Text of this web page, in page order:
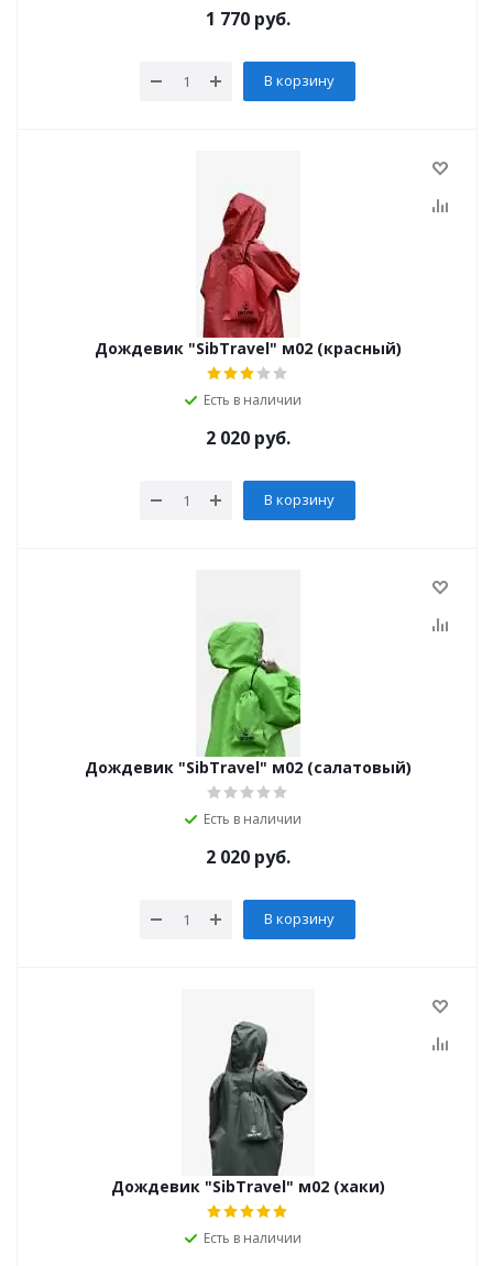
1 770руб.
В корзину
Дождевик "SibTravel" м02 (красный)
Есть в наличии
2 020руб.
В корзину
Дождевик "SibTravel" м02 (салатовый)
Есть в наличии
2 020руб.
В корзину
Дождевик "SibTravel" м02 (хаки)
Есть в наличии